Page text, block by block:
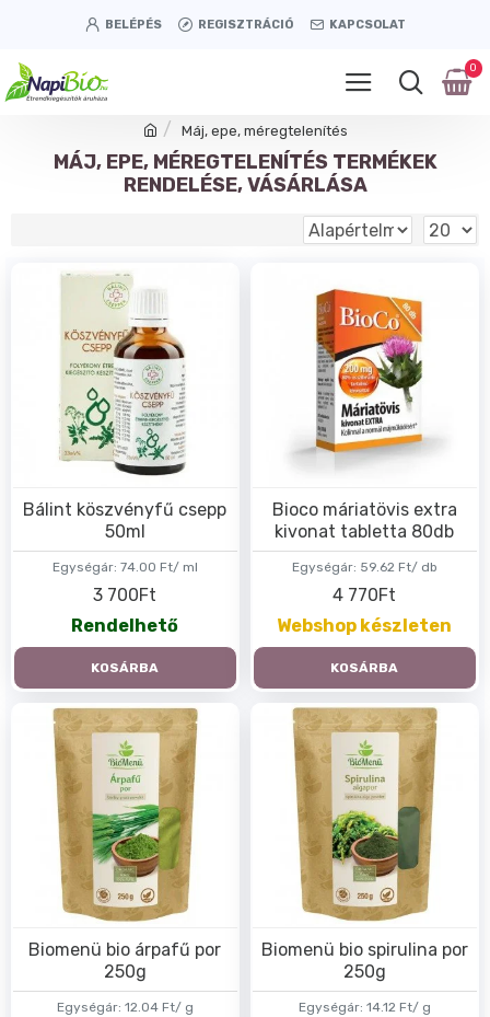
BELÉPÉS REGISZTRÁCIÓ KAPCSOLAT
0
Máj, epe, méregtelenítés
MÁJ, EPE, MÉREGTELENÍTÉS TERMÉKEK
RENDELÉSE, VÁSÁRLÁSA
Egységár: 74.00 Ft/ ml
Bálint köszvényfű csepp
50ml
3 700Ft
Rendelhető
KOSÁRBA
Egységár: 59.62 Ft/ db
Bioco máriatövis extra
kivonat tabletta 80db
4 770Ft
Webshop készleten
KOSÁRBA
Egységár: 12.04 Ft/ g
Biomenü bio árpafű por
250g
Egységár: 14.12 Ft/ g
Biomenü bio spirulina por
250g